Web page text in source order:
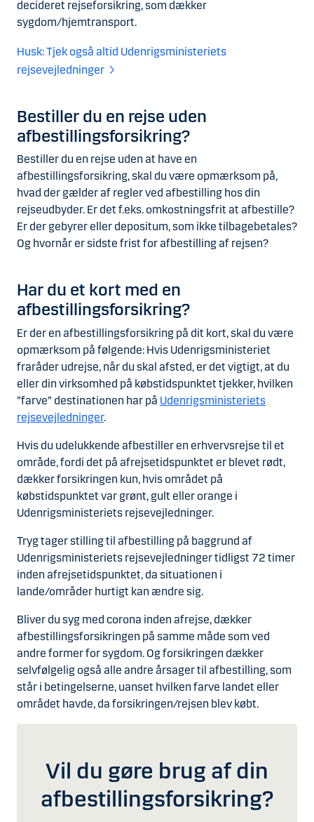
decideret rejseforsikring, som dækker
sygdom/hjemtransport.
Husk: Tjek også altid Udenrigsministeriets
rejsevejledninger
Bestiller du en rejse uden
afbestillingsforsikring?
Bestiller du en rejse uden at have en
afbestillingsforsikring, skal du være opmærksom på,
hvad der gælder af regler ved afbestilling hos din
rejseudbyder. Er det f.eks. omkostningsfrit at afbestille?
Er der gebyrer eller depositum, som ikke tilbagebetales?
Og hvornår er sidste frist for afbestilling af rejsen?
Har du et kort med en
afbestillingsforsikring?
Er der en afbestillingsforsikring på dit kort, skal du være
opmærksom på følgende: Hvis Udenrigsministeriet
fraråder udrejse, når du skal afsted, er det vigtigt, at du
eller din virksomhed på købstidspunktet tjekker, hvilken
”farve” destinationen har på Udenrigsministeriets
rejsevejledninger.
Hvis du udelukkende afbestiller en erhvervsrejse til et
område, fordi det på afrejsetidspunktet er blevet rødt,
dækker forsikringen kun, hvis området på
købstidspunktet var grønt, gult eller orange i
Udenrigsministeriets rejsevejledninger.
Tryg tager stilling til afbestilling på baggrund af
Udenrigsministeriets rejsevejledninger tidligst 72 timer
inden afrejsetidspunktet, da situationen i
lande/områder hurtigt kan ændre sig.
Bliver du syg med corona inden afrejse, dækker
afbestillingsforsikringen på samme måde som ved
andre former for sygdom. Og forsikringen dækker
selvfølgelig også alle andre årsager til afbestilling, som
står i betingelserne, uanset hvilken farve landet eller
området havde, da forsikringen/rejsen blev købt.
Vil du gøre brug af din
afbestillingsforsikring?